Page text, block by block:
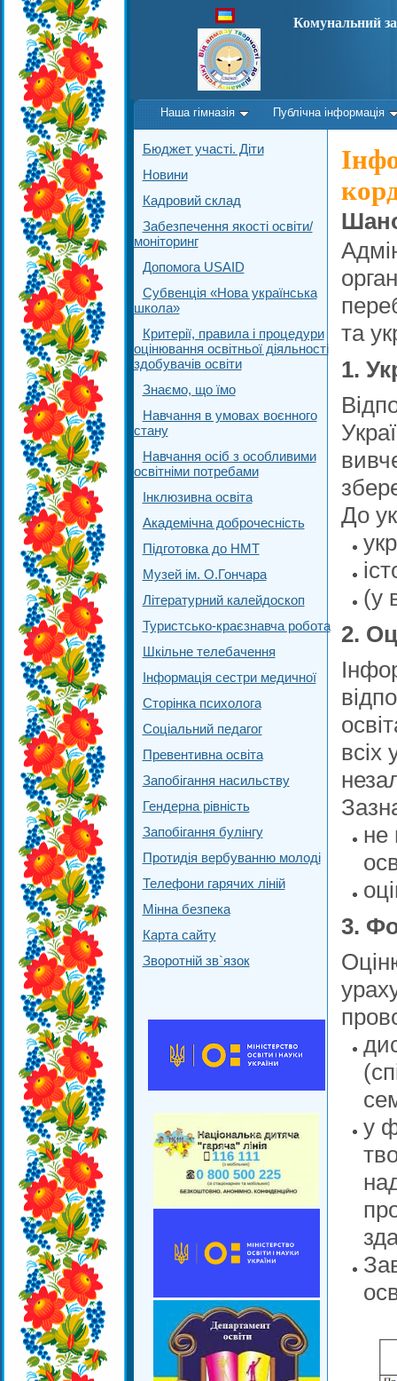
Комунальний
Наша гімназія Публічна інформація
Бюджет участі. Діти
Новини
Кадровий склад
Забезпечення якості освіти/
моніторинг
Допомога USAID
Субвенція «Нова українська
школа»
Критерії, правила і процедури
оцінювання освітньої діяльності
здобувачів освіти
Знаємо, що їмо
Навчання в умовах воєнного
стану
Навчання осіб з особливими
освітніми потребами
Інклюзивна освіта
Академічна доброчесність
Підготовка до НМТ
Музей ім. О.Гончара
Літературний калейдоскоп
Туристсько-краєзнавча робота
Шкільне телебачення
Інформація сестри медичної
Сторінка психолога
Соціальний педагог
Превентивна освіта
Запобігання насильству
Гендерна рівність
Запобігання булінгу
Протидія вербуванню молоді
Телефони гарячих ліній
Мінна безпека
Карта сайту
Зворотній зв`язок
та
1.
До
(у
2.
всіх
не
3.
у